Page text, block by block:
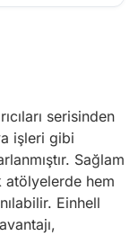
serisinden
işleri gibi
Sağlam
atölyelerde hem
Einhell